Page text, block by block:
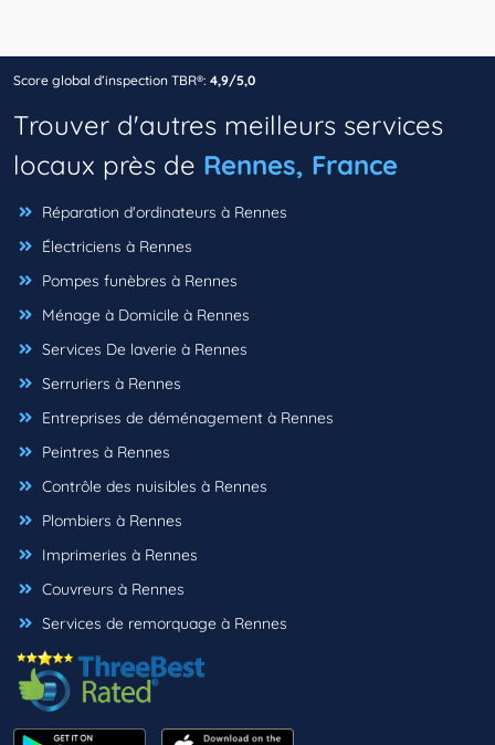
Score global d’inspection TBR®: 4,9/5,0
Trouver d'autres meilleurs services
locaux près de Rennes, France
Réparation d'ordinateurs à Rennes
Électriciens à Rennes
Pompes funèbres à Rennes
Ménage à Domicile à Rennes
Services De laverie à Rennes
Serruriers à Rennes
Entreprises de déménagement à Rennes
Peintres à Rennes
Contrôle des nuisibles à Rennes
Plombiers à Rennes
Imprimeries à Rennes
Couvreurs à Rennes
Services de remorquage à Rennes